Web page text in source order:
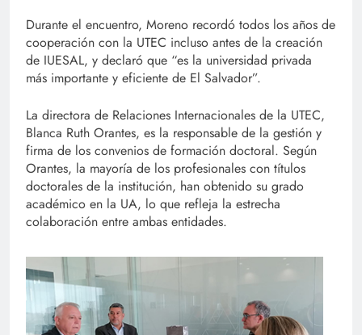
Durante el encuentro, Moreno recordó todos los años de
cooperación con la UTEC incluso antes de la creación
de IUESAL, y declaró que “es la universidad privada
más importante y eficiente de El Salvador”.
La directora de Relaciones Internacionales de la UTEC,
Blanca Ruth Orantes, es la responsable de la gestión y
firma de los convenios de formación doctoral. Según
Orantes, la mayoría de los profesionales con títulos
doctorales de la institución, han obtenido su grado
académico en la UA, lo que refleja la estrecha
colaboración entre ambas entidades.